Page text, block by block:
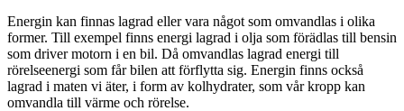
Energin kan finnas lagrad eller vara något som omvandlas i olika
former. Till exempel finns energi lagrad i olja som förädlas till bensin
som driver motorn i en bil. Då omvandlas lagrad energi till
rörelseenergi som får bilen att förflytta sig. Energin finns också
lagrad i maten vi äter, i form av kolhydrater, som vår kropp kan
omvandla till värme och rörelse.